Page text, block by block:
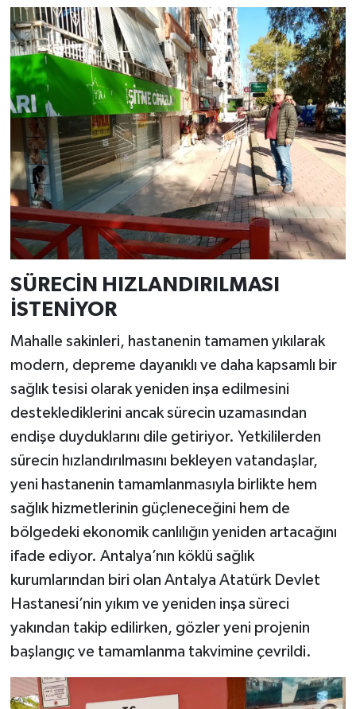
SÜRECİN HIZLANDIRILMASI
İSTENİYOR
Mahalle sakinleri, hastanenin tamamen yıkılarak
modern, depreme dayanıklı ve daha kapsamlı bir
sağlık tesisi olarak yeniden inşa edilmesini
desteklediklerini ancak sürecin uzamasından
endişe duyduklarını dile getiriyor. Yetkililerden
sürecin hızlandırılmasını bekleyen vatandaşlar,
yeni hastanenin tamamlanmasıyla birlikte hem
sağlık hizmetlerinin güçleneceğini hem de
bölgedeki ekonomik canlılığın yeniden artacağını
ifade ediyor. Antalya’nın köklü sağlık
kurumlarından biri olan Antalya Atatürk Devlet
Hastanesi’nin yıkım ve yeniden inşa süreci
yakından takip edilirken, gözler yeni projenin
başlangıç ve tamamlanma takvimine çevrildi.